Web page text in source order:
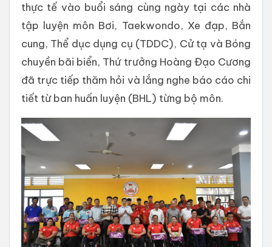
thực tế vào buổi sáng cùng ngày tại các nhà
tập luyện môn Bơi, Taekwondo, Xe đạp, Bắn
cung, Thể dục dụng cụ (TDDC), Cử tạ và Bóng
chuyền bãi biển, Thứ trưởng Hoàng Đạo Cương
đã trực tiếp thăm hỏi và lắng nghe báo cáo chi
tiết từ ban huấn luyện (BHL) từng bộ môn.